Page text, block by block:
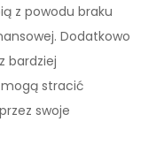
z powodu braku
Dodatkowo
bardziej
stracić
swoje